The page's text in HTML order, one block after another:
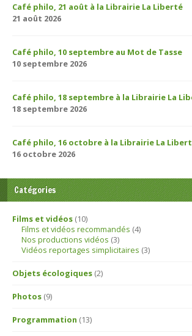
Café philo, 21 août à la Librairie La Liberté
21 août 2026
Café philo, 10 septembre au Mot de Tasse
10 septembre 2026
Café philo, 18 septembre à la Librairie La
18 septembre 2026
Café philo, 16 octobre à la Librairie La
16 octobre 2026
Catégories
Films et vidéos (10)
Films et vidéos recommandés (4)
Nos productions vidéos (3)
Vidéos reportages simplicitaires (3)
Objets écologiques (2)
Photos (9)
Programmation (13)